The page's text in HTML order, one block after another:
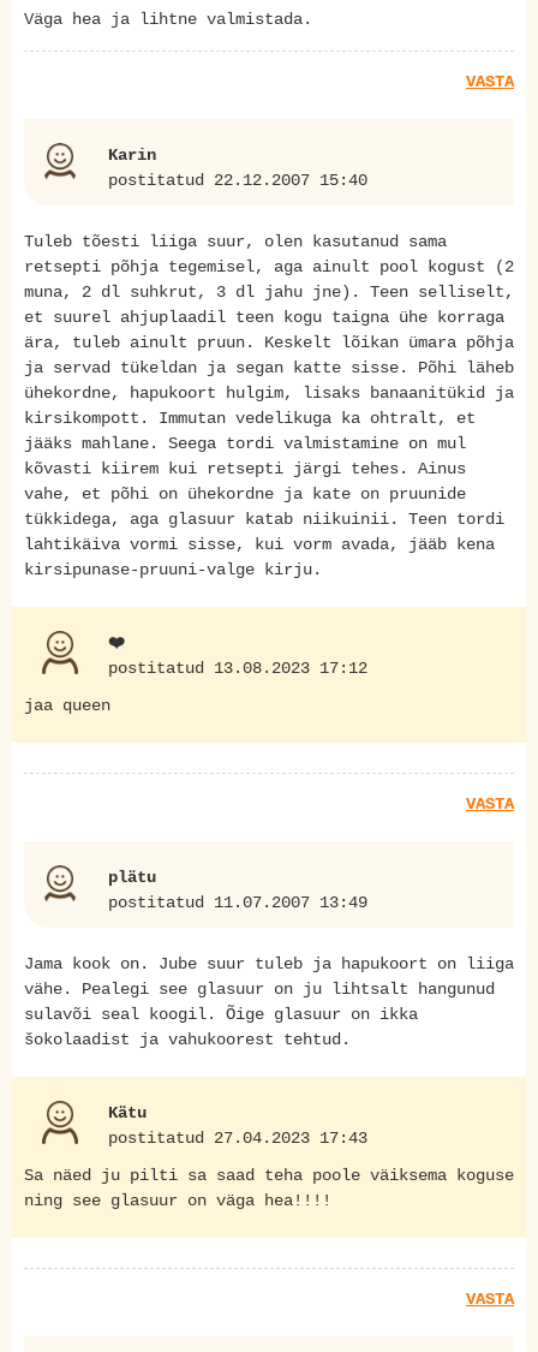
Väga hea ja lihtne valmistada.
VASTA
Karin
postitatud 22.12.2007 15:40
Tuleb tõesti liiga suur, olen kasutanud sama
retsepti põhja tegemisel, aga ainult pool kogust (2
muna, 2 dl suhkrut, 3 dl jahu jne). Teen selliselt,
et suurel ahjuplaadil teen kogu taigna ühe korraga
ära, tuleb ainult pruun. Keskelt lõikan ümara põhja
ja servad tükeldan ja segan katte sisse. Põhi läheb
ühekordne, hapukoort hulgim, lisaks banaanitükid ja
kirsikompott. Immutan vedelikuga ka ohtralt, et
jääks mahlane. Seega tordi valmistamine on mul
kõvasti kiirem kui retsepti järgi tehes. Ainus
vahe, et põhi on ühekordne ja kate on pruunide
tükkidega, aga glasuur katab niikuinii. Teen tordi
lahtikäiva vormi sisse, kui vorm avada, jääb kena
kirsipunase-pruuni-valge kirju.
❤️
postitatud 13.08.2023 17:12
jaa queen
VASTA
plätu
postitatud 11.07.2007 13:49
Jama kook on. Jube suur tuleb ja hapukoort on liiga
vähe. Pealegi see glasuur on ju lihtsalt hangunud
sulavõi seal koogil. Õige glasuur on ikka
šokolaadist ja vahukoorest tehtud.
Kätu
postitatud 27.04.2023 17:43
Sa näed ju pilti sa saad teha poole väiksema koguse
ning see glasuur on väga hea!!!!
VASTA